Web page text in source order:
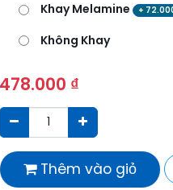
Khay Melamine +
Không Khay
478.000 ₫
Thêm vào giỏ